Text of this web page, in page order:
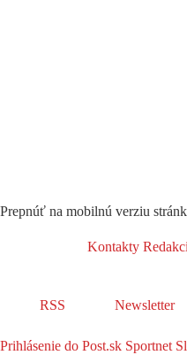
Prepnúť na mobilnú verziu
Kontakty
RSS Newsletter
Prihlásenie do Post.sk Sportnet